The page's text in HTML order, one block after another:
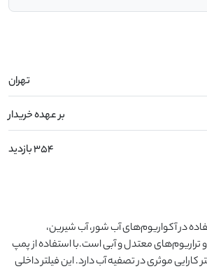
تهران
بر عهده خریدار
354 بازدید